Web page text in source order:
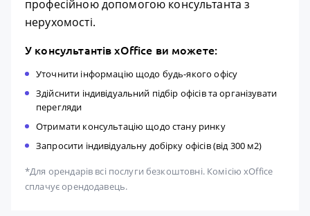
професійною допомогою консультанта з
нерухомості.
У консультантів xOffice ви можете:
Уточнити інформацію щодо будь-якого офісу
Здійснити індивідуальний підбір офісів та організувати
перегляди
Отримати консультацію щодо стану ринку
Запросити індивідуальну добірку офісів (від 300 м2)
*Для орендарів всі послуги безкоштовні. Комісію xOffice
сплачує орендодавець.